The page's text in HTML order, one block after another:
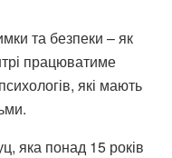
та безпеки – як
працюватиме
які мають
яка понад 15 років